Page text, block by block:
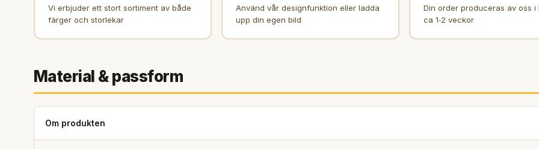
Vi erbjuder ett stort sortiment av både
färger och storlekar
Använd vår designfunktion eller ladda
upp din egen bild
Din order produceras av oss i
ca 1‑2 veckor
Material & passform
Om produkten